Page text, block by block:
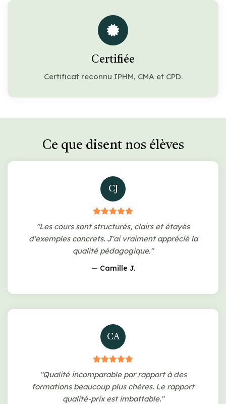
Certifiée
Certificat reconnu IPHM, CMA et CPD.
Ce que disent nos élèves
CJ
"Les cours sont structurés, clairs et étayés
d'exemples concrets. J'ai vraiment apprécié la
qualité pédagogique."
— Camille J.
CA
"Qualité incomparable par rapport à des
formations beaucoup plus chères. Le rapport
qualité-prix est imbattable."